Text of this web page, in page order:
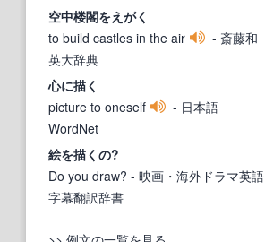
空中楼閣をえがく
to build castles in the air
- 斎藤和
英大辞典
心に描く
picture to oneself
- 日本語
WordNet
絵を描くの?
Do you draw? - 映画・海外ドラマ英語
字幕翻訳辞書